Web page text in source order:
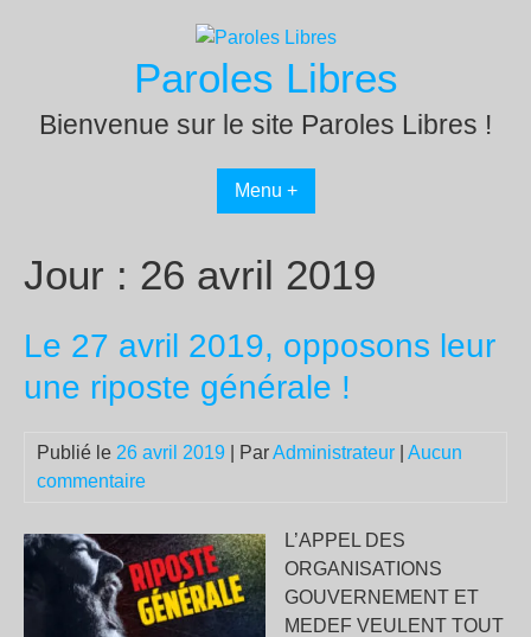
Paroles Libres
Bienvenue sur le site Paroles Libres !
Menu +
Jour : 26 avril 2019
Le 27 avril 2019, opposons leur
une riposte générale !
Publié le 26 avril 2019 | ParAdministrateur
Aucun
commentaire
L’APPEL DES
ORGANISATIONS
GOUVERNEMENT ET
MEDEF VEULENT TOUT